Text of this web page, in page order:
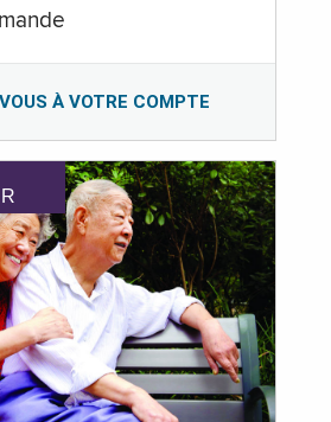
À VOTRE COMPTE